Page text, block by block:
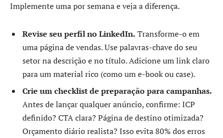
Implemente uma por semana e veja a diferença.
Revise seu perfil no LinkedIn. Transforme-o em
uma página de vendas. Use palavras-chave do seu
setor na descrição e no título. Adicione um link claro
para um material rico (como um e-book ou case).
Crie um checklist de preparação para campanhas.
Antes de lançar qualquer anúncio, confirme: ICP
definido? CTA clara? Página de destino otimizada?
Orçamento diário realista? Isso evita 80% dos erros